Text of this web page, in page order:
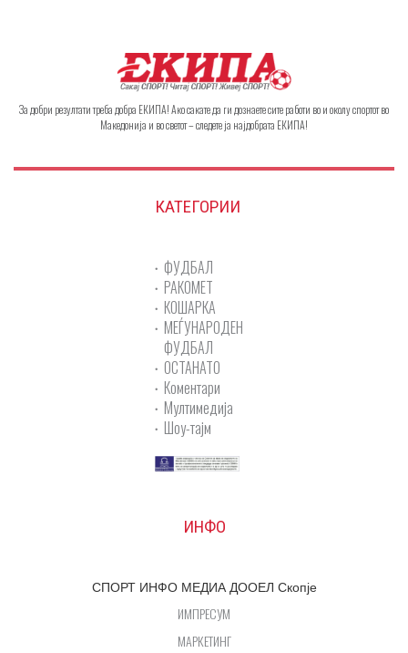
За добри резултати треба добра ЕКИПА! Ако сакате да ги дознаете сите работи во и околу спортот во
Македонија и во светот – следете ја најдобрата ЕКИПА!
КАТЕГОРИИ
ФУДБАЛ
РАКОМЕТ
КОШАРКА
МЕЃУНАРОДЕН
ФУДБАЛ
ОСТАНАТО
Коментари
Мултимедија
Шоу-тајм
ИНФО
СПОРТ ИНФО МЕДИА ДООЕЛ Скопје
ИМПРЕСУМ
МАРКЕТИНГ